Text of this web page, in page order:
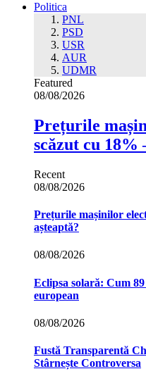
Politica
PNL
PSD
USR
AUR
UDMR
Featured
08/08/2026
Prețurile
scăzut cu 18%
Recent
08/08/2026
Prețurile mașinilor
așteaptă?
08/08/2026
Eclipsa solară: Cum
european
08/08/2026
Fustă Transparentă
Stârnește Controversa